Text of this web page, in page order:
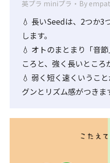
英プラ miniプラ By
💧 長いSeedは、2つか3
します。
💧 オトのまとまり「音
ころと、強く長いところ
💧 弱く短く速くいうこ
グンとリズム感がつきま